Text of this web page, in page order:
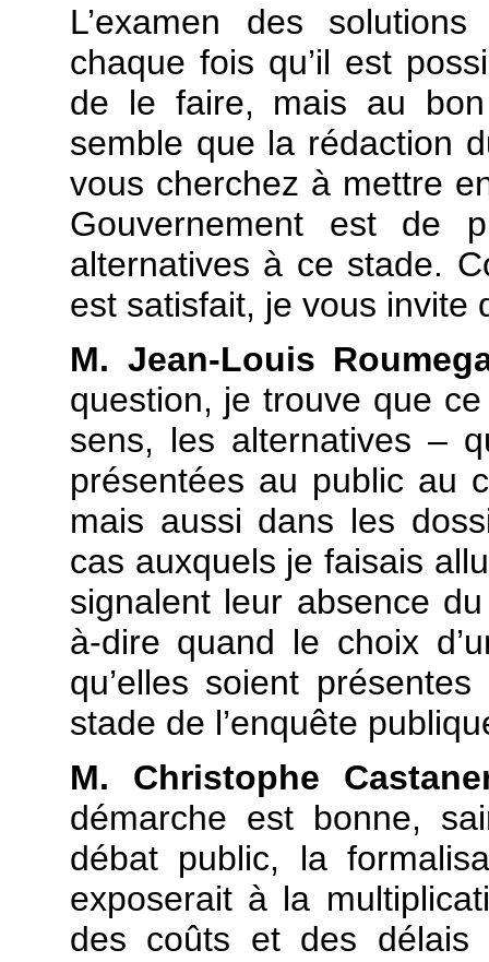
L’examen des
chaque fois qu’il est
de le faire, mais au
semble que la rédaction
vous cherchez à mettre
Gouvernement est de
alternatives à ce stade.
est satisfait, je vous invite
M. Jean-Louis
question, je trouve que
sens, les alternatives –
présentées au public au
mais aussi dans les
cas auxquels je faisais
signalent leur absence
à-dire quand le choix
qu’elles soient
stade de l’enquête
M. Christophe
démarche est bonne,
débat public, la
exposerait à la
des coûts et des délais